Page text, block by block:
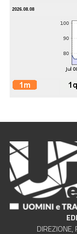
2026.08.08